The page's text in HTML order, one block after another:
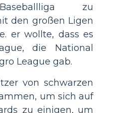
zu
den großen Ligen
er wollte, dass es
die National
League gab.
von schwarzen
um sich auf
zu einigen, um